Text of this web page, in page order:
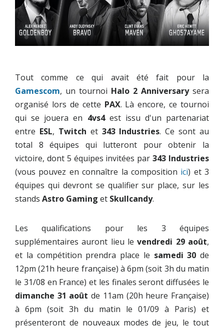
Tout comme ce qui avait été fait pour la
Gamescom, un tournoi Halo 2 Anniversarysera
organisé lors de cette PAX. Là encore, ce tournoi
qui se jouera en 4vs4est issu d'un partenariat
entre ESL, Twitch et 343 Industries. Ce sont au
total 8 équipes qui lutteront pour obtenir la
victoire, dont 5 équipes invitées par343 Industries
(vous pouvez en connaître la composition ici) et 3
équipes qui devront se qualifier sur place, sur les
stands Astro Gaming et Skullcandy.
Les qualifications pour les 3 équipes
supplémentaires auront lieu levendredi 29 août,
et la compétition prendra place le samedi 30 de
12pm (21h heure française) à 6pm (soit 3h du matin
le 31/08 en France) et les finales seront diffusées le
dimanche 31 août de 11am (20h heure Française)
à 6pm (soit 3h du matin le 01/09 à Paris) et
présenteront de nouveaux modes de jeu, le tout